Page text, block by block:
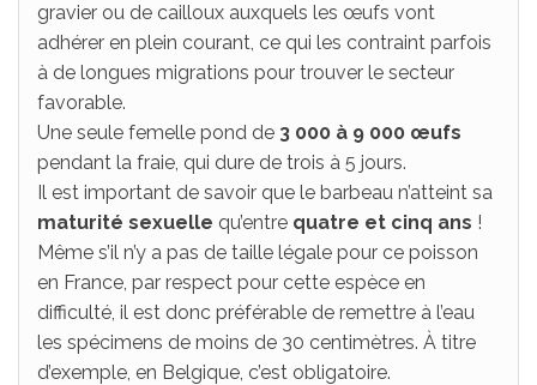
gravier ou de cailloux auxquels les œufs vont
adhérer en plein courant, ce qui les contraint parfois
à de longues migrations pour trouver le secteur
favorable.
Une seule femelle pond de 3 000 à 9 000 œufs
pendant la fraie, qui dure de trois à 5 jours.
Il est important de savoir que le barbeau n’atteint sa
maturité sexuelle qu’entre quatre et cinq ans !
Même s’il n’y a pas de taille légale pour ce poisson
en France, par respect pour cette espèce en
difficulté, il est donc préférable de remettre à l’eau
les spécimens de moins de 30 centimètres. À titre
d’exemple, en Belgique, c’est obligatoire.